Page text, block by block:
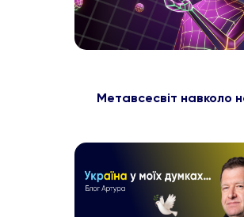
Метавсесвіт навколо